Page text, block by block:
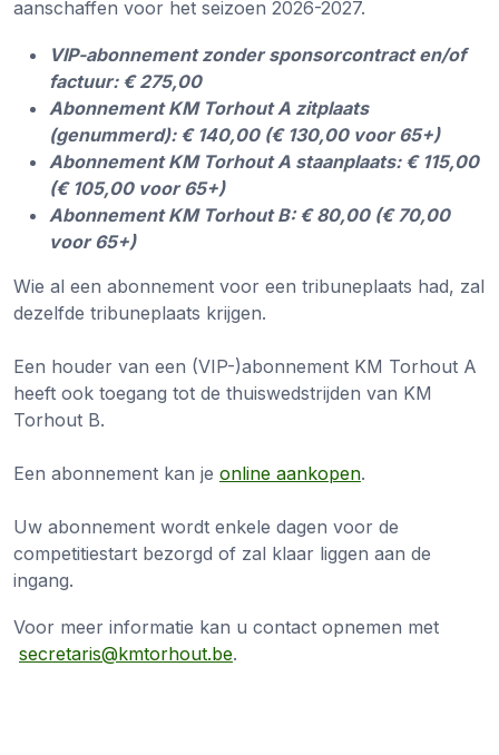
aanschaffen voor het seizoen 2026-2027.
VIP-abonnement zonder sponsorcontract en/of
factuur: € 275,00
Abonnement KM Torhout A zitplaats
(genummerd): € 140,00 (€ 130,00 voor 65+)
Abonnement KM Torhout A staanplaats: € 115,00
(€ 105,00 voor 65+)
Abonnement KM Torhout B: € 80,00 (€ 70,00
voor 65+)
Wie al een abonnement voor een tribuneplaats had, zal
dezelfde tribuneplaats krijgen.
Een houder van een (VIP-)abonnement KM Torhout A
heeft ook toegang tot de thuiswedstrijden van KM
Torhout B.
Een abonnement kan je online aankopen.
Uw abonnement wordt enkele dagen voor de
competitiestart bezorgd of zal klaar liggen aan de
ingang.
Voor meer informatie kan u contact opnemen met
secretaris@kmtorhout.be.